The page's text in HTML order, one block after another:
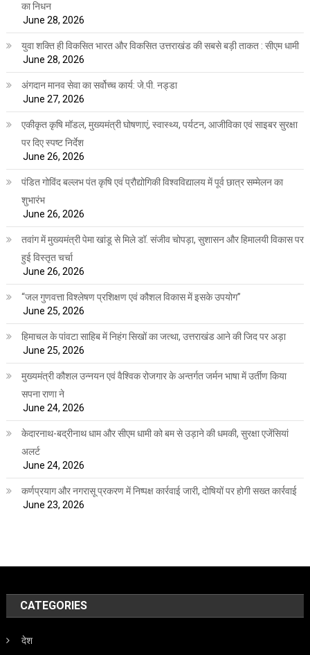
का निधन
June 28, 2026
युवा शक्ति ही विकसित भारत और विकसित उत्तराखंड की सबसे बड़ी ताकत : सीएम धामी
June 28, 2026
अंगदान मानव सेवा का सर्वोच्च कार्य: जे.पी. नड्डा
June 27, 2026
एकीकृत कृषि मॉडल, मुख्यमंत्री घोषणाएं, स्वास्थ्य, पर्यटन, आजीविका एवं साइबर सुरक्षा
पर दिए स्पष्ट निर्देश
June 26, 2026
पंडित गोविंद बल्लभ पंत कृषि एवं प्रौद्योगिकी विश्वविद्यालय में पूर्व छात्र सम्मेलन का
शुभारंभ
June 26, 2026
तवांग में मुख्यमंत्री पेमा खांडू से मिले डॉ. संजीव चोपड़ा, सुशासन और हिमालयी विकास पर
हुई विस्तृत चर्चा
June 26, 2026
“जल गुणवत्ता विश्लेषण प्रशिक्षण एवं कौशल विकास में इसके उपयोग”
June 25, 2026
हिमाचल के पांवटा साहिब में निहंग सिखों का जत्था, उत्तराखंड आने की जिद पर अड़ा
June 25, 2026
मुख्यमंत्री कौशल उन्नयन एवं वैश्विक रोजगार के अन्तर्गत जर्मन भाषा में उर्तीण किया
सपना राणा ने
June 24, 2026
केदारनाथ-बद्रीनाथ धाम और सीएम धामी को बम से उड़ाने की धमकी, सुरक्षा एजेंसियां
अलर्ट
June 24, 2026
कर्णप्रयाग और नगरासू प्रकरण में निष्पक्ष कार्रवाई जारी, दोषियों पर होगी सख्त कार्रवाई
June 23, 2026
CATEGORIES
देश